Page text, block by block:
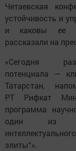
Четаевская
устойчивость и
и каковы ее
рассказали на
«Сегодня
потенциала —
Татарстан,
РТ Рифкат
программа
один из
элиты“».